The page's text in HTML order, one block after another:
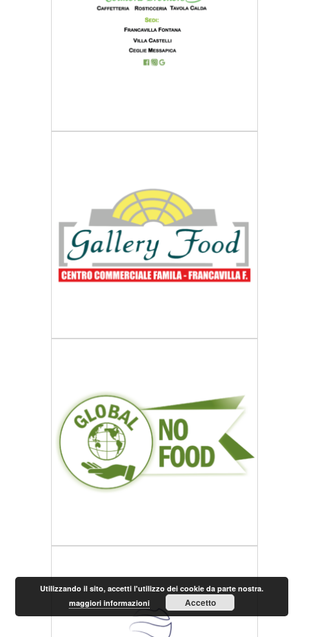
Utilizzando il sito, accetti l'utilizzo dei cookie da parte nostra.
maggiori informazioni
Accetto